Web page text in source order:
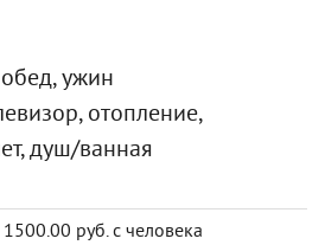
ужин
отопление,
душ/ванная
1500.00 руб. с человека